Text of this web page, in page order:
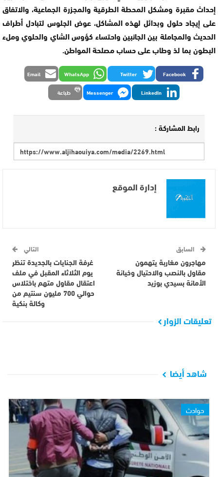
إحداث مقبرة ومشكل المحطة الطرقية والمجزرة الجماعية، والاتفاق
على إيجاد حلول وبدائل لهذه المشاكل، عوض الجلوس لتبادل أطراف
الحديث والمجاملة بين الجانبين واحتساء كؤوس الشاي والحلوي وملء
البطون بما لذ وطاب على حساب مصلحة المواطن.
Facebook
Twitter
WhatsApp
Email
LinkedIn
Messenger طباعة
رابط المشاركة :
إدارة الموقع
السابق
مهاجرون مغاربة يتهمون
مقاول بالنصب والاحتيال وخيانة
الأمانة بسيدي بوزيد
التالي
غرفة الجنايات بالجديدة تنظر
يوم الثلاثاء المقبل في ملف
اعتقال مقاول متهم باختلاس
حوالي 700 مليون سنتيم من
وكالة بنكية
تعليقات الزوار
شاهد أيضا
حوادث